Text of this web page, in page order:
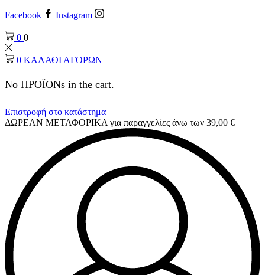
Facebook Instagram
0 0
0 ΚΑΛΑΘΙ ΑΓΟΡΩΝ
No ΠΡΟΪΟΝs in the cart.
Επιστροφή στο κατάστημα
ΔΩΡΕΑΝ ΜΕΤΑΦΟΡΙΚΑ για παραγγελίες άνω των 39,00 €